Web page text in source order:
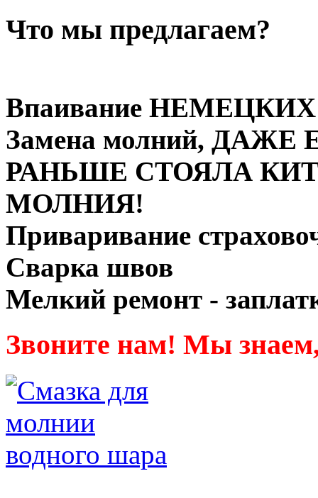
Что мы предлагаем?
Впаивание НЕМЕЦКИХ
Замена молний, ДАЖЕ
РАНЬШЕ СТОЯЛА
МОЛНИЯ!
Приваривание
Сварка швов
Мелкий ремонт -
Звоните нам! Мы